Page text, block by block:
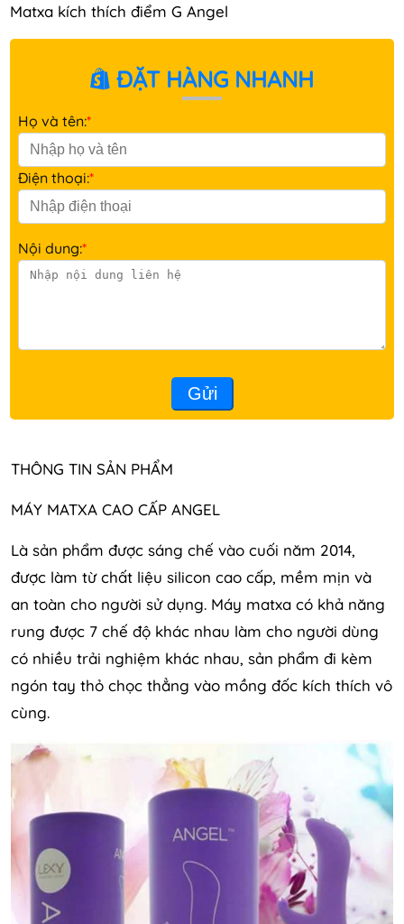
Matxa kích thích điểm G Angel
ĐẶT HÀNG NHANH
Họ và tên:*
Điện thoại:*
Nội dung:*
Gửi
THÔNG TIN SẢN PHẨM
MÁY MATXA CAO CẤP ANGEL
Là sản phẩm được sáng chế vào cuối năm 2014,
được làm từ chất liệu silicon cao cấp, mềm mịn và
an toàn cho người sử dụng. Máy matxa có khả năng
rung được 7 chế độ khác nhau làm cho người dùng
có nhiều trải nghiệm khác nhau, sản phẩm đi kèm
ngón tay thỏ chọc thẳng vào mồng đốc kích thích vô
cùng.